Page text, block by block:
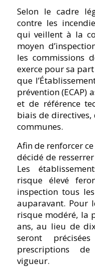
Selon le cadre
contre les
qui veillent à la
moyen
les commissions
exerce pour sa
que
prévention (ECAP)
et de référence
biais de
communes.
Afin de renforcer
décidé de
Les
risque élevé
inspection tous
auparavant. Pour
risque modéré, la
ans, au lieu de
seront
prescriptions
vigueur.